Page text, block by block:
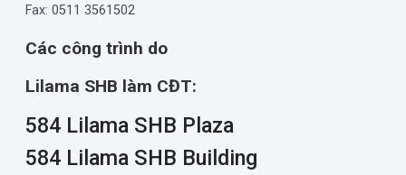
Fax: 0511 3561502
Các công trình do
Lilama SHB làm CĐT:
584 Lilama SHB Plaza
584 Lilama SHB Building